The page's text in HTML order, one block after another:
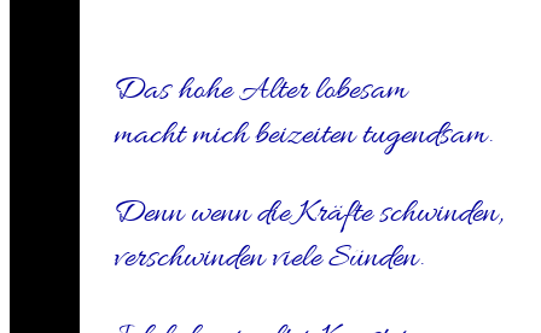
Das hohe Alter lobesam
macht mich beizeiten tugendsam.
Denn wenn die Kräfte schwinden,
verschwinden viele Sünden.